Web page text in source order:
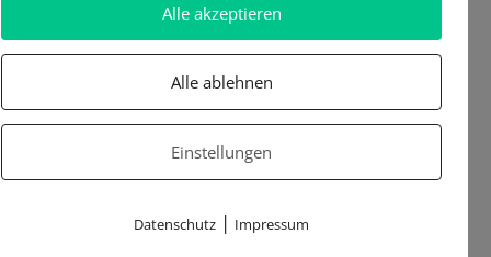
Alle akzeptieren
Alle ablehnen
Einstellungen
Datenschutz | Impressum